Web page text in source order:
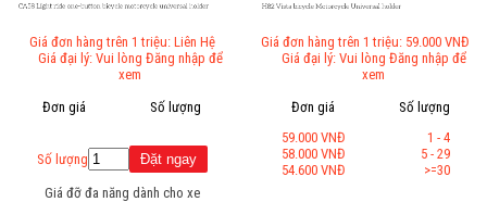
Giá đơn hàng trên 1 triệu: Liên Hệ
Giá đại lý: Vui lòng Đăng nhập để
xem
Đơn giá
Số lượng
Số lượng
Giá đỡ đa năng dành cho xe
Giá đơn hàng trên 1 triệu: 59.000 VNĐ
Giá đại lý: Vui lòng Đăng nhập để
xem
Đơn giá
59.000 VNĐ
58.000 VNĐ
54.600 VNĐ
Số lượng
1 - 4
5 - 29
>=30